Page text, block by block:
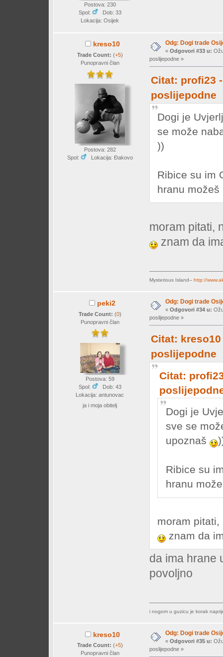
Postova: 230
Spol:
Dob: 33
Lokacija: Osijek
kreso10
Trade Count: (+5)
Punopravni član
Postova: 282
Spol:
Lokacija: Đakovo
Odg: Dogi trade
« Odgovori #33 u:
poslijepodne »
Citat: profi23
poslijepodne
Dogi je
se može
))
Ribice su im
hranu
moram pitati,
znam da
Mysterious Island-- http://
peki2
Trade Count: (0)
Punopravni član
Postova: 59
Spol:
Dob: 43
Lokacija: antunovac
ja i moja obitelj
Odg: Dogi trade
« Odgovori #34 u:
poslijepodne »
Citat: kreso10
poslijepodne
Citat:
Dogi je
sve se
upoznaš
Ribice su
hranu
moram
znam da
da ima hrane
povoljno
i nogom u guzicu je korak
kreso10
Trade Count: (+5)
Punopravni član
Odg: Dogi trade
« Odgovori #35 u:
poslijepodne »